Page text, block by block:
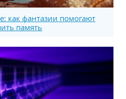
как фантазии помогают
память